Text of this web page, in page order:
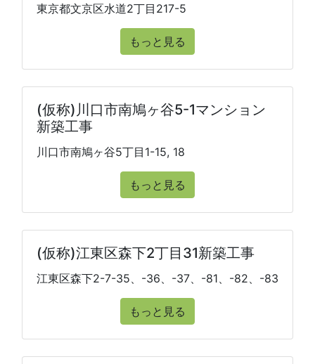
東京都文京区水道2丁目217-5
もっと見る
(仮称)川口市南鳩ヶ谷5-1マンション
新築工事
川口市南鳩ヶ谷5丁目1-15, 18
もっと見る
(仮称)江東区森下2丁目31新築工事
江東区森下2-7-35、-36、-37、-81、-82、-83
もっと見る